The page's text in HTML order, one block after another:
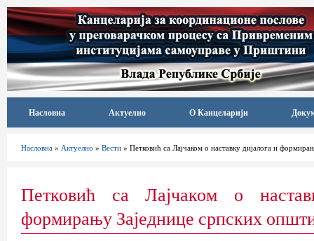
Насловна Актуелно О Канцеларији
Насловна » Актуелно » Вести » Петковић са Лајчаком о наставку дијалога и
Петковић са Лајчаком о
формирању Заједнице српских